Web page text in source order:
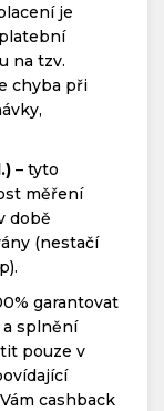
je
na tzv.
chyba při
– tyto
měření
době
(nestačí
garantovat
splnění
pouze v
cashback